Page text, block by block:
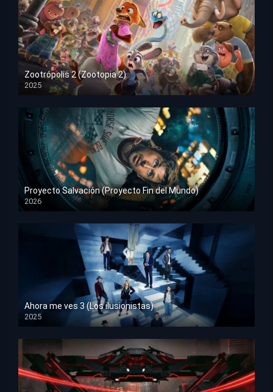
Zootrópolis 2 (Zootopia 2)
2025
HD 1080p
Proyecto Salvación (Proyecto Fin del Mundo)
2026
HD 1080p
Ahora me ves 3 (Los ilusionistas)
2025
HD 1080p